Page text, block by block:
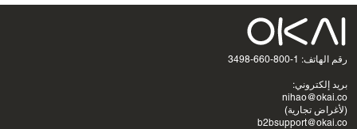
رقم الهاتف: 1-800-660-3498
بريد إلكتروني:
nihao@okai.co
(لأغراض تجارية)
b2bsupport@okai.co